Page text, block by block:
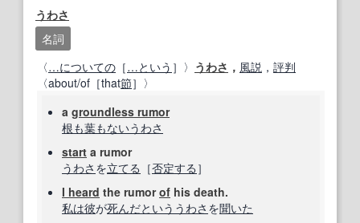
うわさ
名詞
〈…についての ［…という ］〉 うわさ ， 風説 ， 評判
〈about/of［that節］〉
a groundless rumor
根も葉もないうわさ
start a rumor
うわさ を立てる ［否定する ］
I heard the rumorof his death.
私は彼が死んだという うわさ を聞いた